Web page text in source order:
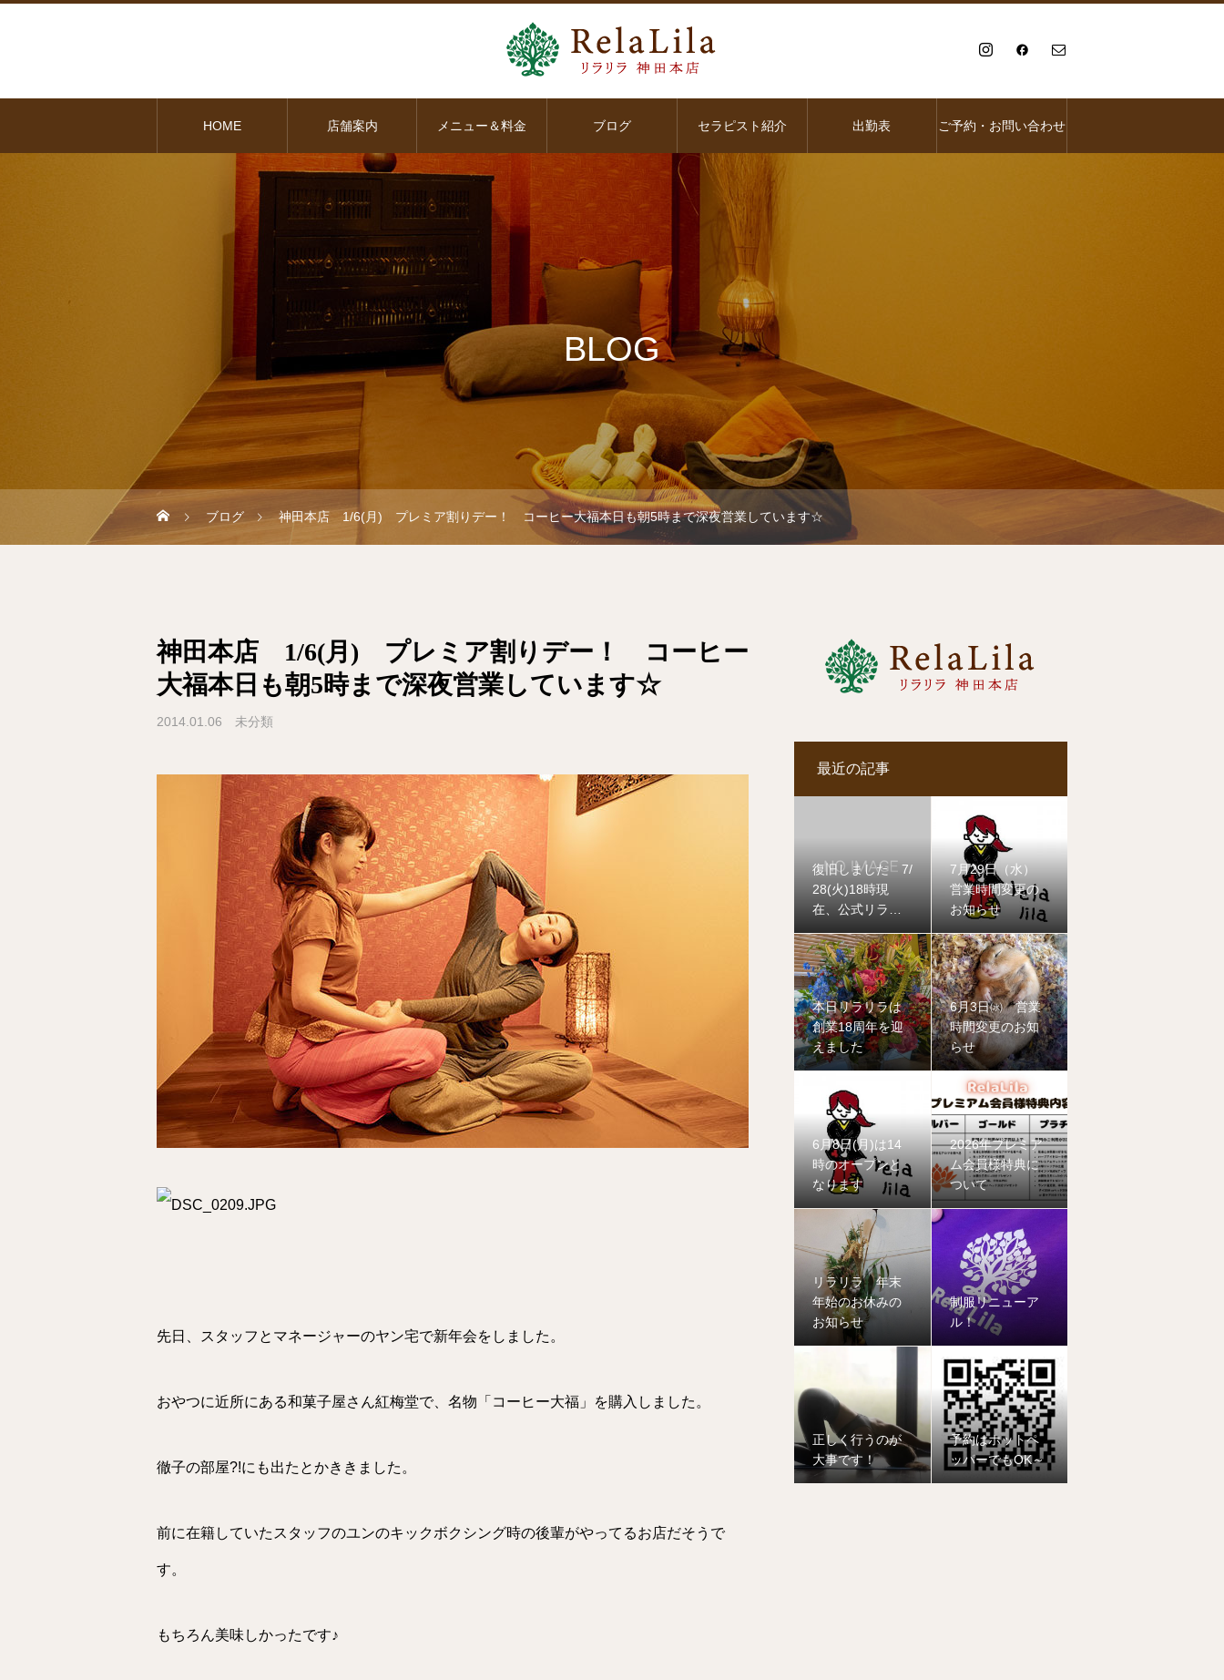
HOME 店舗案内 メニュー＆料金 ブログ セラピスト紹介 出勤表 ご予約・お問い合わせ
BLOG
ブログ 神田本店 1/6(月) プレミア割りデー！ コーヒー大福本日も朝5時まで深夜営業しています☆
神田本店 1/6(月) プレミア割りデー！ コーヒー
大福本日も朝5時まで深夜営業しています☆
2014.01.06 未分類
先日、スタッフとマネージャーのヤン宅で新年会をしました。
おやつに近所にある和菓子屋さん紅梅堂で、名物「コーヒー大福」を購入しました。
徹子の部屋?!にも出たとかききました。
前に在籍していたスタッフのユンのキックボクシング時の後輩がやってるお店だそうで
す。
もちろん美味しかったです♪
最近の記事
復旧しました 7/
28(火)18時現
在、公式リラリ
具合が発生して
おります
7月29日（水）
営業時間変更の
お知らせ
本日リラリラは
創業18周年を迎
えました
6月3日㈬ 営業
時間変更のお知
らせ
6月8日(月)は14
時のオープンと
なります
2026年プレミア
ム会員様特典に
ついて
リラリラ 年末
年始のお休みの
お知らせ
制服リニューア
ル！
正しく行うのが
大事です！
予約はホットペ
ッパーでもOK～